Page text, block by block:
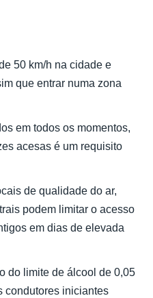
50 km/h na cidade e
que entrar numa zona
em todos os momentos,
acesas é um requisito
de qualidade do ar,
podem limitar o acesso
em dias de elevada
do limite de álcool de 0,05
condutores iniciantes